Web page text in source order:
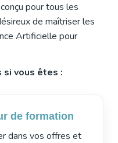
pour tous les
de maîtriser les
Artificielle pour
si vous êtes :
de formation
dans vos offres et